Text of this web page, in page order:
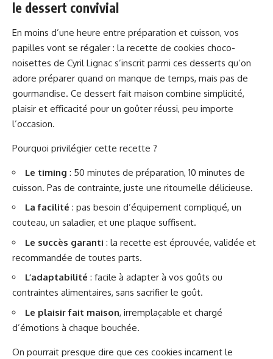
le dessert convivial
En moins d’une heure entre préparation et cuisson, vos
papilles vont se régaler : la recette de cookies choco-
noisettes de Cyril Lignac s’inscrit parmi ces desserts qu’on
adore préparer quand on manque de temps, mais pas de
gourmandise. Ce dessert fait maison combine simplicité,
plaisir et efficacité pour un goûter réussi, peu importe
l’occasion.
Pourquoi privilégier cette recette ?
Le timing : 50 minutes de préparation, 10 minutes de
cuisson. Pas de contrainte, juste une ritournelle délicieuse.
La facilité : pas besoin d’équipement compliqué, un
couteau, un saladier, et une plaque suffisent.
Le succès garanti : la recette est éprouvée, validée et
recommandée de toutes parts.
L’adaptabilité : facile à adapter à vos goûts ou
contraintes alimentaires, sans sacrifier le goût.
Le plaisir fait maison, irremplaçable et chargé
d’émotions à chaque bouchée.
On pourrait presque dire que ces cookies incarnent le